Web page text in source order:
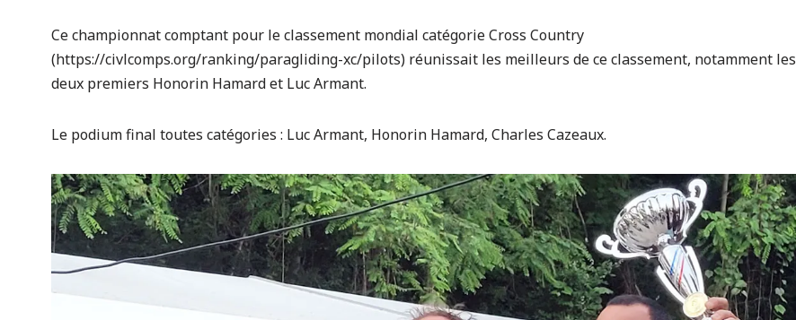
Ce championnat comptant pour le classement mondial catégorie Cross Country
(https://civlcomps.org/ranking/paragliding-xc/pilots) réunissait les meilleurs de ce classement, notamment les
deux premiers Honorin Hamard et Luc Armant.
Le podium final toutes catégories : Luc Armant, Honorin Hamard, Charles Cazeaux.